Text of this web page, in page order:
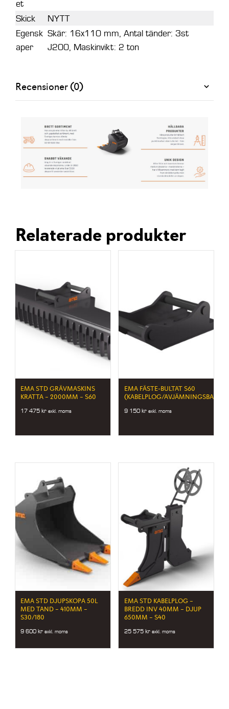
et
Skick
NYTT
Egensk
aper
Skär: 16x110 mm, Antal tänder: 3st
J200, Maskinvikt: 2 ton
Recensioner (0)
Relaterade produkter
EMA STD GRÄVMASKINS
KRATTA – 2000MM – S60
17 475kr exkl. moms
EMA FÄSTE-BULTAT S60
(KABELPLOG/AVJÄMNINGSBALK)
9 150 kr exkl. moms
EMA STD DJUPSKOPA 50L
MED TAND – 410MM –
S30/180
9 600kr exkl. moms
EMA STD KABELPLOG –
BREDD INV 40MM – DJUP
650MM – S40
25 575 kr exkl. moms